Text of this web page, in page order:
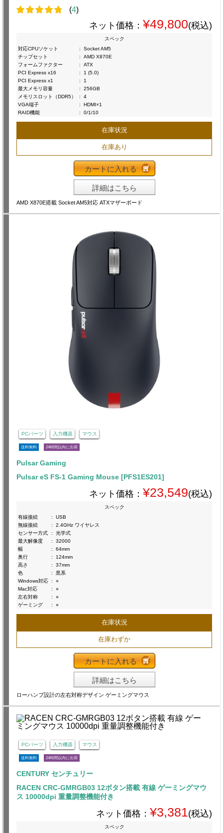
(4)
ネット価格： ¥49,800(税込)
スペック
対応CPUソケット
:
Socket AM5
チップセット
:
AMD X870E
フォームファクター
:
ATX
PCI Express x16
:
1 (5.0)
PCI Express x1
:
1
最大メモリ容量
:
256GB
メモリスロット（DDR5）
:
4
VGA端子
:
HDMI×1
RAID機能
: 0/1/10
在庫状況
在庫あり
カートに入れる
詳細はこちら
AMD X870E搭載 Socket AM5対応 ATXマザーボード
PCパーツ 入力機器 マウス
送料無料 24時間以内に出荷
Pulsar Gaming
Pulsar eS FS-1 Gaming Mouse [PFS1ES201]
ネット価格： ¥23,549(税込)
スペック
有線接続
:
USB
無線接続
:
2.4GHz ワイヤレス
センサー方式
:
光学式
最大解像度
:
32000
幅
:
64mm
奥行
:
124mm
高さ
:
37mm
色
:
黒系
Windows対応 :
○
Mac対応
:
○
左右対称
:
○
ゲーミング
: ○
在庫状況
在庫わずか
カートに入れる
詳細はこちら
ローハンプ設計の左右対称デザイン ゲーミングマウス
PCパーツ 入力機器 マウス
送料無料 24時間以内に出荷
CENTURY センチュリー
RACEN CRC-GMRGB03 12ボタン搭載 有線 ゲーミングマウ
ス 10000dpi 重量調整機能付き
ネット価格： ¥3,381(税込)
スペック